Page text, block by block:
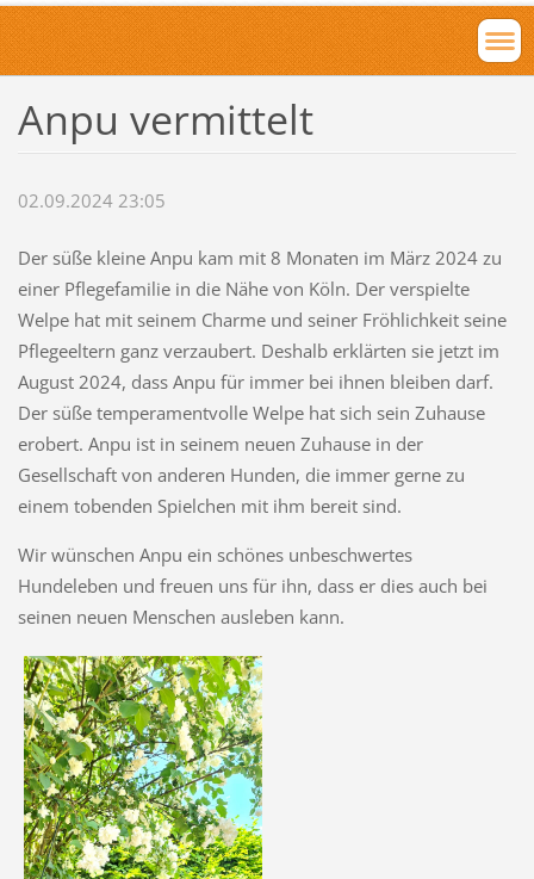
Anpu vermittelt
02.09.2024 23:05
Der süße kleine Anpu kam mit 8 Monaten im März 2024 zu
einer Pflegefamilie in die Nähe von Köln. Der verspielte
Welpe hat mit seinem Charme und seiner Fröhlichkeit seine
Pflegeeltern ganz verzaubert. Deshalb erklärten sie jetzt im
August 2024, dass Anpu für immer bei ihnen bleiben darf.
Der süße temperamentvolle Welpe hat sich sein Zuhause
erobert. Anpu ist in seinem neuen Zuhause in der
Gesellschaft von anderen Hunden, die immer gerne zu
einem tobenden Spielchen mit ihm bereit sind.
Wir wünschen Anpu ein schönes unbeschwertes
Hundeleben und freuen uns für ihn, dass er dies auch bei
seinen neuen Menschen ausleben kann.